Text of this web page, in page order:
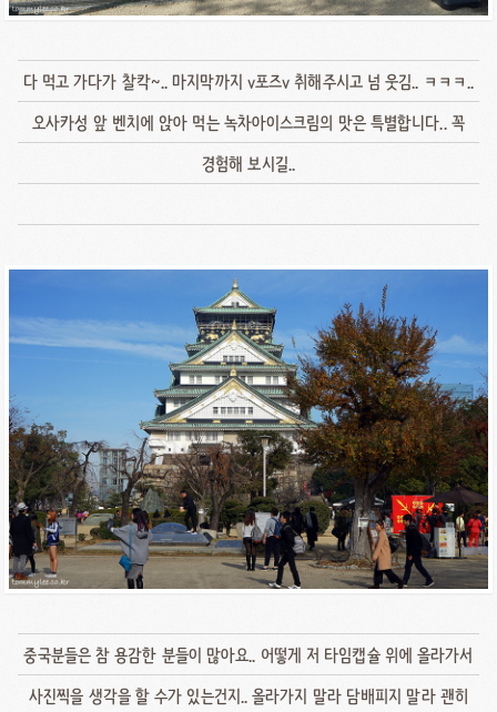
다 먹고 가다가 찰칵~.. 마지막까지 v포즈v 취해주시고 넘 웃김.. ㅋㅋㅋ..
오사카성 앞 벤치에 앉아 먹는 녹차아이스크림의 맛은 특별합니다.. 꼭
경험해 보시길..
중국분들은 참 용감한 분들이 많아요.. 어떻게 저 타임캡슐 위에 올라가서
사진찍을 생각을 할 수가 있는건지.. 올라가지 말라 담배피지 말라 괜히